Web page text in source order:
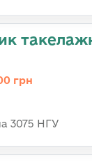
грн
3075 НГУ